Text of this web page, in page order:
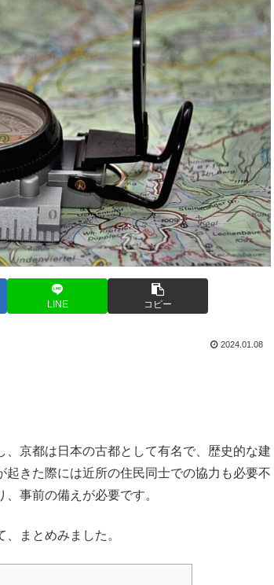
LINE コピー
2024.01.08
京都は日本の古都として有名で、歴史的な建
きた際には近所の住民同士での協力も必要不
事前の備えが必要です。
まとめみました。